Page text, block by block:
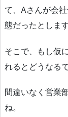
て、Aさんが会
態だったとします
そこで、もし仮
れるとどうなる
間違いなく営業
ね。